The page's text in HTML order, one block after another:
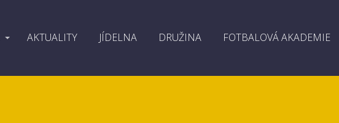
AKTUALITY JÍDELNA DRUŽINA FOTBALOVÁ AKADEMIE